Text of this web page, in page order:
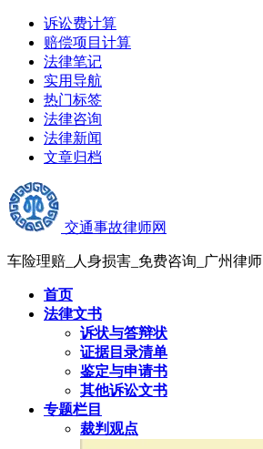
诉讼费计算
赔偿项目计算
法律笔记
实用导航
热门标签
法律咨询
法律新闻
文章归档
交通事故律师网
车险理赔_人身损害_免费咨询_广州律师
首页
法律文书
诉状与答辩状
证据目录清单
鉴定与申请书
其他诉讼文书
专题栏目
裁判观点